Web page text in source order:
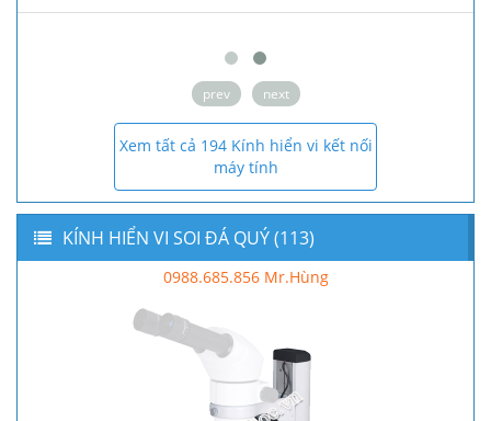
prev next
Xem tất cả 194 Kính hiển vi kết nối
máy tính
KÍNH HIỂN VI SOI ĐÁ QUÝ (113)
0988.685.856 Mr.Hùng